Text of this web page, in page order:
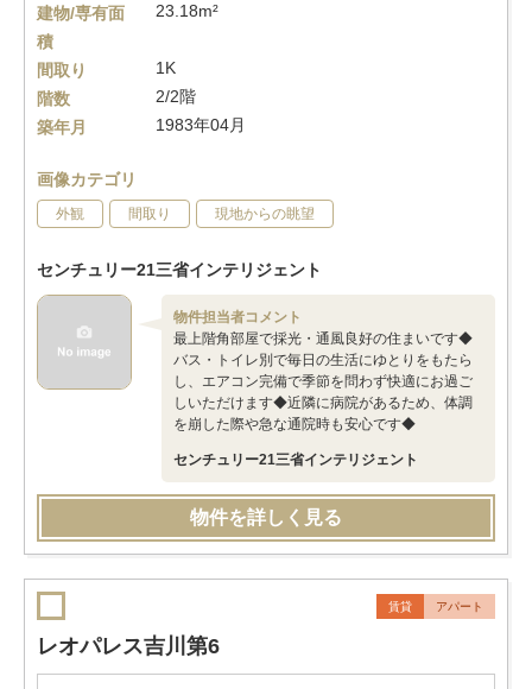
建物/専有面
積
23.18m²
間取り
1K
階数
2/2階
築年月
1983年04月
画像カテゴリ
外観 間取り 現地からの眺望
センチュリー21三省インテリジェント
物件担当者コメント
最上階角部屋で採光・通風良好の住まいです◆
バス・トイレ別で毎日の生活にゆとりをもたら
し、エアコン完備で季節を問わず快適にお過ご
しいただけます◆近隣に病院があるため、体調
を崩した際や急な通院時も安心です◆
センチュリー21三省インテリジェント
物件を詳しく見る
賃貸 アパート
レオパレス吉川第6